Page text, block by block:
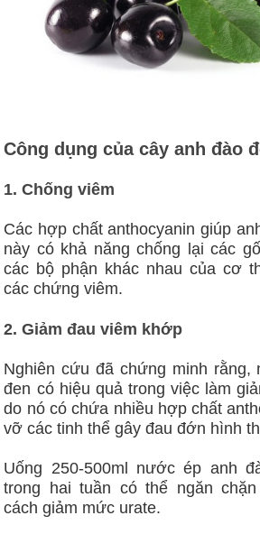
Công dụng của cây anh đào
1. Chống viêm
Các hợp chất anthocyanin giúp
này có khả năng chống lại các
các bộ phận khác nhau của cơ
các chứng viêm.
2. Giảm đau viêm khớp
Nghiên cứu đã chứng minh rằng,
đen có hiệu quả trong việc làm
do nó có chứa nhiều hợp chất
vỡ các tinh thể gây đau đớn hình
Uống 250-500ml nước ép anh
trong hai tuần có thể ngăn
cách giảm mức urate.